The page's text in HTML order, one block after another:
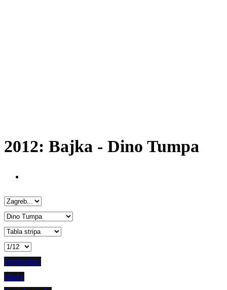
2012: Bajka - Dino Tumpa
Prethodno
Iduće